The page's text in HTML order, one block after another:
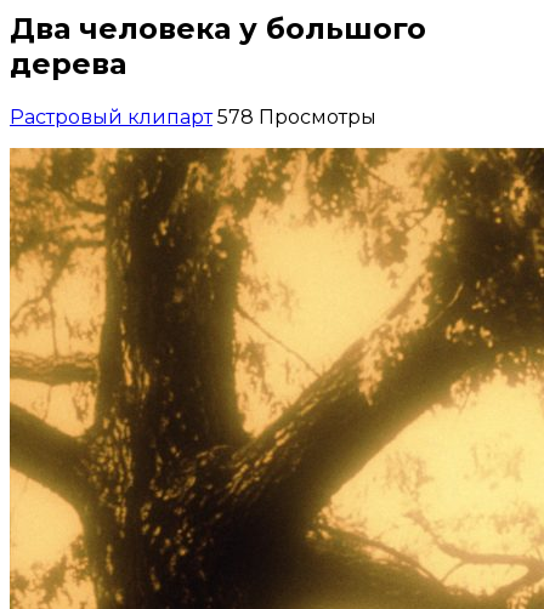
Два человека у большого
дерева
Растровый клипарт 578 Просмотры